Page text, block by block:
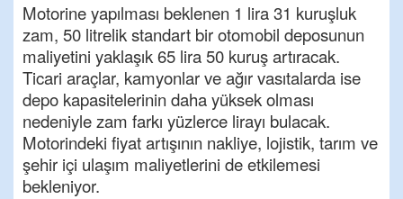
Motorine yapılması beklenen 1 lira 31 kuruşluk
zam, 50 litrelik standart bir otomobil deposunun
maliyetini yaklaşık 65 lira 50 kuruş artıracak.
Ticari araçlar, kamyonlar ve ağır vasıtalarda ise
depo kapasitelerinin daha yüksek olması
nedeniyle zam farkı yüzlerce lirayı bulacak.
Motorindeki fiyat artışının nakliye, lojistik, tarım ve
şehir içi ulaşım maliyetlerini de etkilemesi
bekleniyor.